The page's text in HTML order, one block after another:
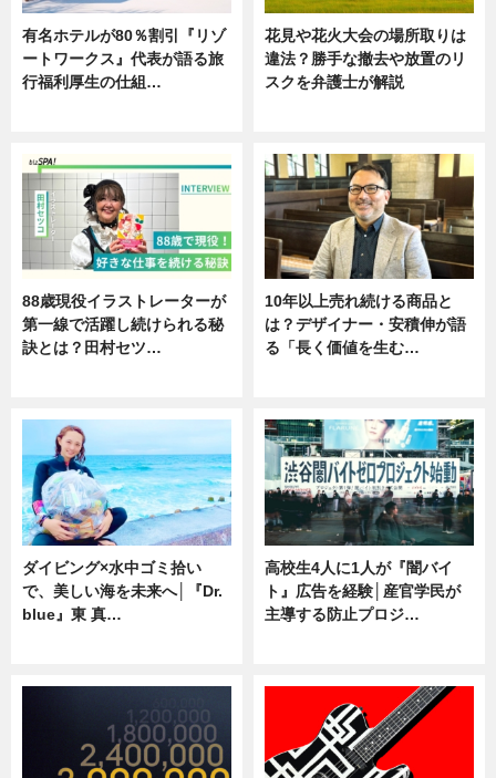
有名ホテルが80％割引『リゾ
ートワークス』代表が語る旅
行福利厚生の仕組…
花見や花火大会の場所取りは
違法？勝手な撤去や放置のリ
スクを弁護士が解説
88歳現役イラストレーターが
第一線で活躍し続けられる秘
訣とは？田村セツ…
10年以上売れ続ける商品と
は？デザイナー・安積伸が語
る「長く価値を生む…
ダイビング×水中ゴミ拾い
で、美しい海を未来へ│『Dr.
blue』東 真…
高校生4人に1人が『闇バイ
ト』広告を経験│産官学民が
主導する防止プロジ…